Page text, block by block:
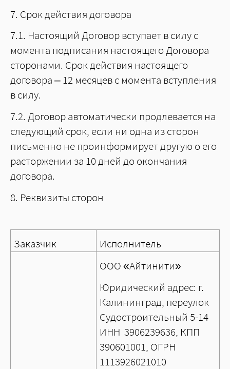
7. Срок действия договора
7.1. Настоящий Договор вступает в силу с
момента подписания настоящего Договора
сторонами. Срок действия настоящего
договора – 12 месяцев с момента вступления
в силу.
7.2. Договор автоматически продлевается на
следующий срок, если ни одна из сторон
письменно не проинформирует другую о его
расторжении за 10 дней до окончания
договора.
8. Реквизиты сторон
Заказчик Исполнитель
ООО «Айтинити»
Юридический адрес: г.
Калининград, переулок
Судостроительный 5-14
ИНН 3906239636, КПП
390601001, ОГРН
1113926021010